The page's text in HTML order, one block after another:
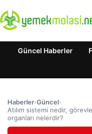
Güncel Haberler
Haberler›Güncel›
Atılım sistemi nedir,
organları nelerdir?